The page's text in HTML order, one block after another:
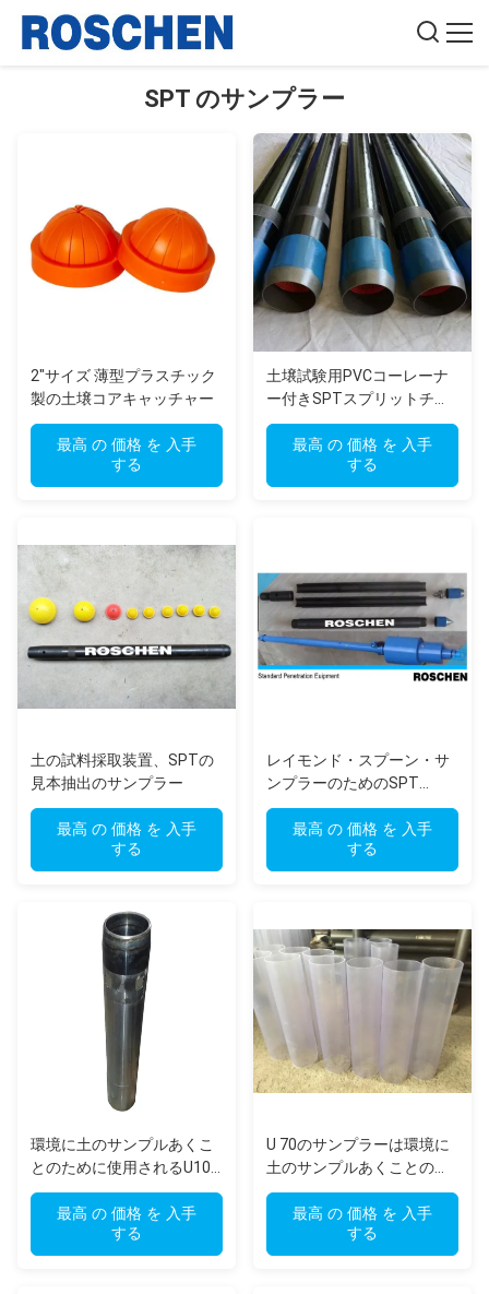
SPT のサンプラー
2"サイズ 薄型プラスチック
製の土壌コアキャッチャー
最高 の 価格 を 入手
する
土壌試験用PVCコーレーナ
ー付きSPTスプリットチュ
ーブサンプラー
最高 の 価格 を 入手
する
土の試料採取装置、SPTの
見本抽出のサンプラー
最高 の 価格 を 入手
する
レイモンド・スプーン・サ
ンプラーのためのSPT
ROYOND POON 組立
最高 の 価格 を 入手
する
環境に土のサンプルあくこ
とのために使用されるU100
見本抽出システム
最高 の 価格 を 入手
する
U 70のサンプラーは環境に
土のサンプルあくことのた
めに使用した
最高 の 価格 を 入手
する